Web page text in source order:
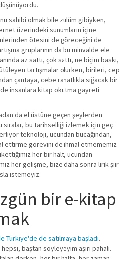
sahibi olmak bile zulüm gibiyken,
üzerindeki sunumların içine
ötesini de göreceğini de
gruplarının da bu minvalde ele
az sattı, çok sattı, ne biçim baskı,
tartışmalar olurken, birileri, cep
çantaya, cebe rahatlıkla sığacak bir
insanlara kitap okutma gayreti
da el üstüne geçen şeylerden
bu tarihselliği izlemek için geç
teknoloji, ucundan bucağından,
ettirme görevini de ihmal etmememiz
her bir halt, ucundan
her gelişme, bize daha sonra lirik şiir
istemeyiz.
bir e-kitap
Türkiye'de de satılmaya başladı.
baştan söyleyeyim aşırı pahalı.